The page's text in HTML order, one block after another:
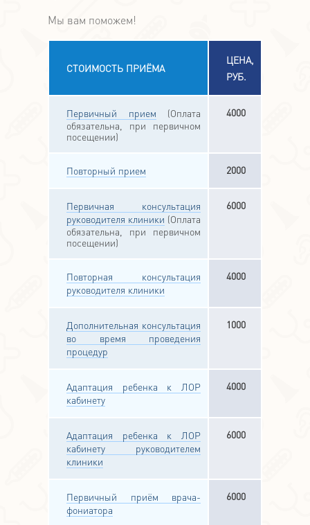
Мы вам поможем!
СТОИМОСТЬ ПРИЁМА
ЦЕНА,
РУБ.
Первичный прием (Оплата
обязательна, при первичном
посещении)
4000
Повторный прием 2000
Первичная консультация
руководителя клиники (Оплата
обязательна, при первичном
посещении)
6000
Повторная консультация
руководителя клиники
4000
Дополнительная консультация
во время проведения
процедур
1000
Адаптация ребенка к ЛОР
кабинету
4000
Адаптация ребенка к ЛОР
кабинету руководителем
клиники
6000
Первичный приём врача-
фониатора
6000